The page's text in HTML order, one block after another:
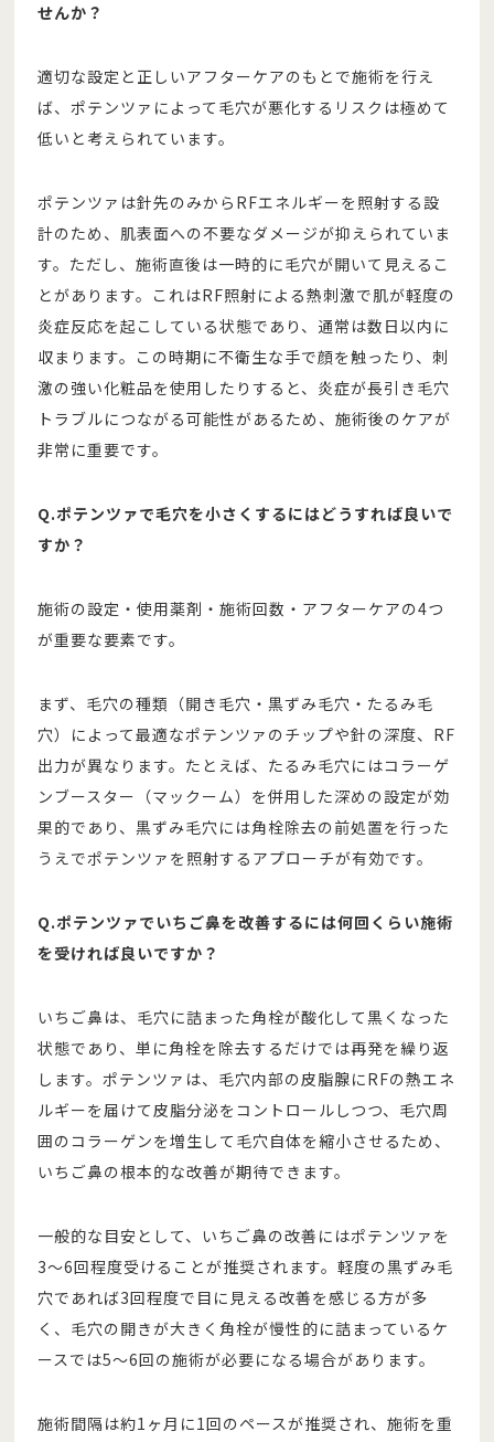
せんか？
適切な設定と正しいアフターケアのもとで施術を行え
ば、ポテンツァによって毛穴が悪化するリスクは極めて
低いと考えられています。
ポテンツァは針先のみからRFエネルギーを照射する設
計のため、肌表面への不要なダメージが抑えられていま
す。ただし、施術直後は一時的に毛穴が開いて見えるこ
とがあります。これはRF照射による熱刺激で肌が軽度の
炎症反応を起こしている状態であり、通常は数日以内に
収まります。この時期に不衛生な手で顔を触ったり、刺
激の強い化粧品を使用したりすると、炎症が長引き毛穴
トラブルにつながる可能性があるため、施術後のケアが
非常に重要です。
Q.ポテンツァで毛穴を小さくするにはどうすれば良いで
すか？
施術の設定・使用薬剤・施術回数・アフターケアの4つ
が重要な要素です。
まず、毛穴の種類（開き毛穴・黒ずみ毛穴・たるみ毛
穴）によって最適なポテンツァのチップや針の深度、RF
出力が異なります。たとえば、たるみ毛穴にはコラーゲ
ンブースター（マックーム）を併用した深めの設定が効
果的であり、黒ずみ毛穴には角栓除去の前処置を行った
うえでポテンツァを照射するアプローチが有効です。
Q.ポテンツァでいちご鼻を改善するには何回くらい施術
を受ければ良いですか？
いちご鼻は、毛穴に詰まった角栓が酸化して黒くなった
状態であり、単に角栓を除去するだけでは再発を繰り返
します。ポテンツァは、毛穴内部の皮脂腺にRFの熱エネ
ルギーを届けて皮脂分泌をコントロールしつつ、毛穴周
囲のコラーゲンを増生して毛穴自体を縮小させるため、
いちご鼻の根本的な改善が期待できます。
一般的な目安として、いちご鼻の改善にはポテンツァを
3〜6回程度受けることが推奨されます。軽度の黒ずみ毛
穴であれば3回程度で目に見える改善を感じる方が多
く、毛穴の開きが大きく角栓が慢性的に詰まっているケ
ースでは5〜6回の施術が必要になる場合があります。
施術間隔は約1ヶ月に1回のペースが推奨され、施術を重